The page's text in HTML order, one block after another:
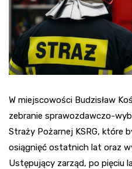
W miejscowości Budzisław
zebranie sprawozdawczo-
Straży Pożarnej KSRG, które
osiągnięć ostatnich lat oraz
Ustępujący zarząd, po pięciu